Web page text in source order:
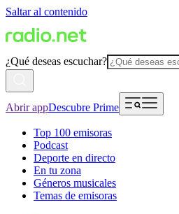
Saltar al contenido
¿Qué deseas escuchar?
Abrir appDescubre Prime
Top 100 emisoras
Podcast
Deporte en directo
En tu zona
Géneros musicales
Temas de emisoras